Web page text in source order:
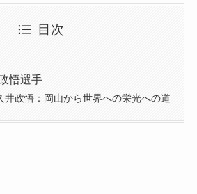
目次
悟選手
井政悟：岡山から世界への栄光への道